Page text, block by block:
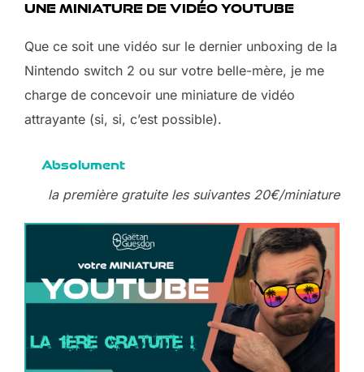
UNE MINIATURE DE VIDÉO YOUTUBE
Que ce soit une vidéo sur le dernier unboxing de la
Nintendo switch 2 ou sur votre belle-mère, je me
charge de concevoir une miniature de vidéo
attrayante (si, si, c’est possible).
Absolument
la première gratuite les suivantes 20€/miniature